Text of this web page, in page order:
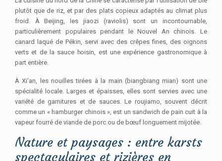
plutôt que de riz, et par des plats copieux adaptés au climat plus
froid. À Beijing, les jiaozi (raviolis) sont un incontournable,
particulièrement populaires pendant le Nouvel An chinois. Le
canard laqué de Pékin, servi avec des crêpes fines, des oignons
verts et de la sauce hoisin, est une expérience gastronomique à
part entière.
À Xi’an, les nouilles tirées à la main (biangbiang mian) sont une
spécialité locale. Larges et épaisses, elles sont servies avec une
variété de garnitures et de sauces. Le roujiamo, souvent décrit
comme un « hamburger chinois », est un sandwich de pain cuit à la
vapeur fourré de viande de porc ou de bœuf longuement mijotée.
Nature et paysages : entre karsts
spectaculaires et rizières en